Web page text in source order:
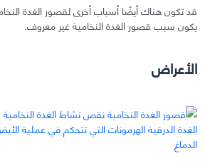
قد تكون هناك أيضًا أسباب أخرى لقصور الغدة
يكون سبب قصور الغدة النخامية غير معروف.
الأعراض